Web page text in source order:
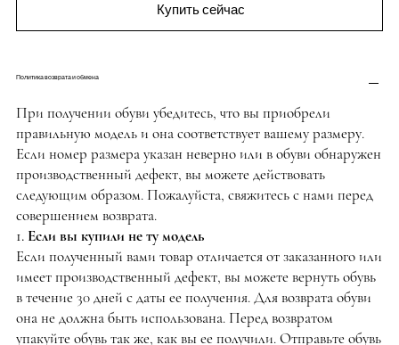
Купить сейчас
Политика возврата и обмена
При получении обуви убедитесь, что вы приобрели
правильную модель и она соответствует вашему размеру.
Если номер размера указан неверно или в обуви обнаружен
производственный дефект, вы можете действовать
следующим образом. Пожалуйста, свяжитесь с нами перед
совершением возврата.
1. Если вы купили не ту модель
Если полученный вами товар отличается от заказанного или
имеет производственный дефект, вы можете вернуть обувь
в течение 30 дней с даты ее получения. Для возврата обуви
она не должна быть использована. Перед возвратом
упакуйте обувь так же, как вы ее получили. Отправьте обувь